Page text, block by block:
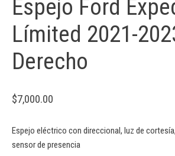
Espejo Ford
Límited 2021-
Derecho
$7,000.00
Espejo eléctrico con direccional, luz de
sensor de presencia